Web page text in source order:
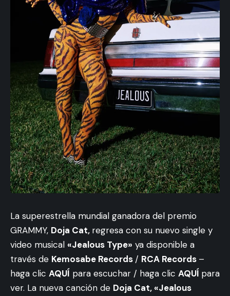
La superestrella mundial ganadora del premio
GRAMMY, Doja Cat, regresa con su nuevo single y
video musical «Jealous Type» ya disponible a
través de Kemosabe Records / RCA Records –
haga clic AQUÍ para escuchar / haga clic AQUÍ para
ver. La nueva canción de Doja Cat, «Jealous